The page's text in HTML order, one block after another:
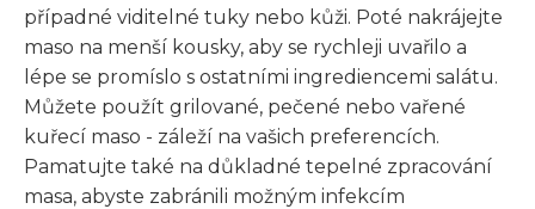
případné viditelné tuky nebo kůži. Poté nakrájejte
maso na menší kousky, aby se rychleji uvařilo a
lépe se promíslo s ostatními ingrediencemi salátu.
Můžete použít grilované, pečené nebo vařené
kuřecí maso - záleží na vašich preferencích.
Pamatujte také na důkladné tepelné zpracování
masa, abyste zabránili možným infekcím